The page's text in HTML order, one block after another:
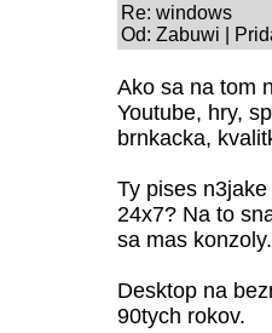
Re: windows
Od: Zabuwi |
Ako sa na tom
Youtube, hry,
brnkacka,
Ty pises
24x7? Na to
sa mas konzoly.
Desktop na
90tych rokov.